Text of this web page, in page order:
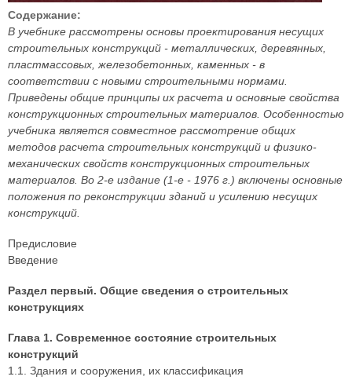
Содержание:
В учебнике рассмотрены основы проектирования несущих
строительных конструкций - металлических, деревянных,
пластмассовых, железобетонных, каменных - в
соответствии с новыми строительными нормами.
Приведены общие принципы их расчета и основные свойства
конструкционных строительных материалов. Особенностью
учебника является совместное рассмотрение общих
методов расчета строительных конструкций и физико-
механических свойств конструкционных строительных
материалов. Во 2-е издание (1-е - 1976 г.) включены основные
положения по реконструкции зданий и усилению несущих
конструкций.
Предисловие
Введение
Раздел первый. Общие сведения о строительных
конструкциях
Глава 1. Современное состояние строительных
конструкций
1.1. Здания и сооружения, их классификация